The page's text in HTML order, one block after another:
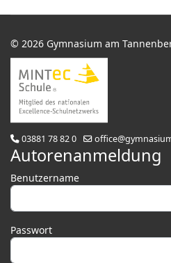
© 2026 Gymnasium am
03881 78 82 0
Autorenanmeldung
Benutzername
Passwort